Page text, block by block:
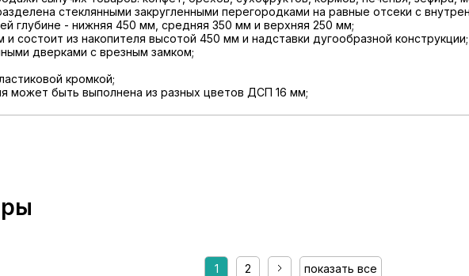
стеклянными закругленными перегородками на равные отсеки с
глубине - нижняя 450 мм, средняя 350 мм и верхняя 250 мм;
состоит из накопителя высотой 450 мм и надставки дугообразной конструкции;
дверками с врезным замком;
кромкой;
может быть выполнена из разных цветов ДСП 16 мм;
1 2 показать все